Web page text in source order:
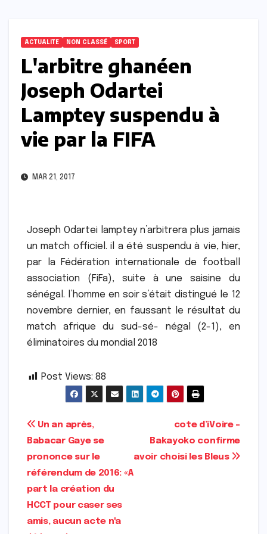
ACTUALITE NON CLASSÉ SPORT
L'arbitre ghanéen
Joseph Odartei
Lamptey suspendu à
vie par la FIFA
MAR 21, 2017
Joseph Odartei lamptey n’arbitrera plus jamais
un match officiel. il a été suspendu à vie, hier,
par la Fédération internationale de football
association (FiFa), suite à une saisine du
sénégal. l’homme en soir s’était distingué le 12
novembre dernier, en faussant le résultat du
match afrique du sud-sé- négal (2-1), en
éliminatoires du mondial 2018
Post Views: 88
Navigation
de
l’article
cote d’iVoire –
Bakayoko confirme
avoir choisi les Bleus
Un an après,
Babacar Gaye se
prononce sur le
référendum de 2016: «A
part la création du
HCCT pour caser ses
amis, aucun acte n'a